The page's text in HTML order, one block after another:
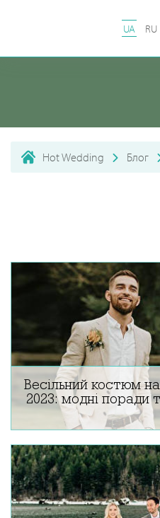
UA RU
Hot Wedding Блог
Весільний костюм
2023: модні поради
Весільний костюм
тренди сезону 2023 року.
пісочний весільний
весільний лук для